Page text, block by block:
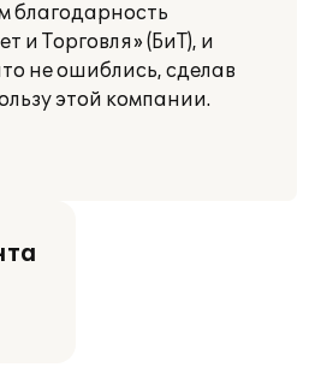
благодарность
и Торговля» (БиТ), и
не ошиблись, сделав
этой компании.